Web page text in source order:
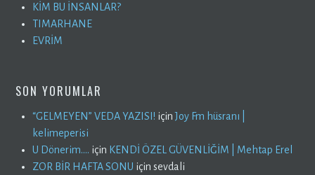
KİM BU İNSANLAR?
TIMARHANE
EVRİM
SON YORUMLAR
“GELMEYEN” VEDA YAZISI! içinJoy Fm hüsranı |
kelimeperisi
U Dönerim…. için KENDİ ÖZEL GÜVENLİĞİM | Mehtap Erel
ZOR BİR HAFTA SONU içinsevdali